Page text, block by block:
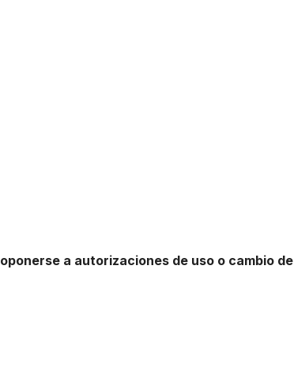
a autorizaciones de uso o cambio de